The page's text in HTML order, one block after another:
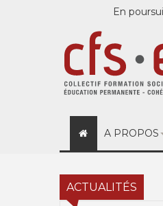
En
A PROPOS
ACTUALITÉS